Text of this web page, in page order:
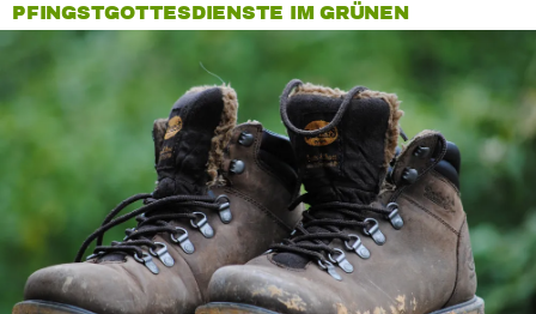
PFINGSTGOTTESDIENSTE IM GRÜNEN